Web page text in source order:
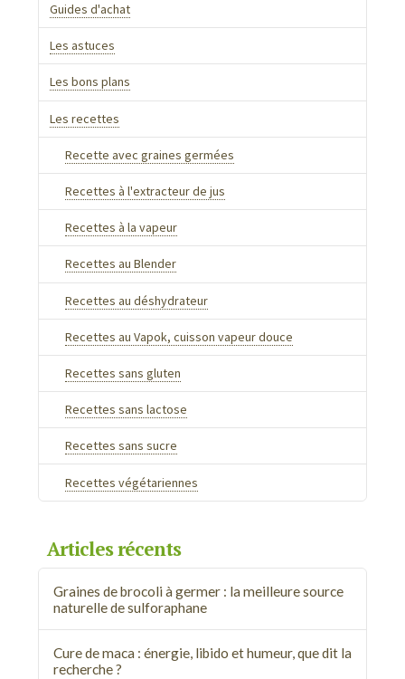
Guides d'achat
Les astuces
Les bons plans
Les recettes
Recette avec graines germées
Recettes à l'extracteur de jus
Recettes à la vapeur
Recettes au Blender
Recettes au déshydrateur
Recettes au Vapok, cuisson vapeur douce
Recettes sans gluten
Recettes sans lactose
Recettes sans sucre
Recettes végétariennes
Articles récents
Graines de brocoli à germer : la meilleure source
naturelle de sulforaphane
Cure de maca : énergie, libido et humeur, que dit la
recherche ?